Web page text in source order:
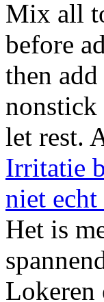
Mix all
before
then
let rest.
Irritatie
niet
Het is
Lokeren